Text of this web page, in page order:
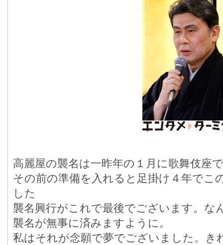
高麗屋の襲名は一昨年の１月に歌舞伎座
その前の準備を入れると足掛け４年でこ
した
襲名興行がこれで最後でございます。な
襲名が無事に済みますように。
私はそれが念願で夢でございました。き